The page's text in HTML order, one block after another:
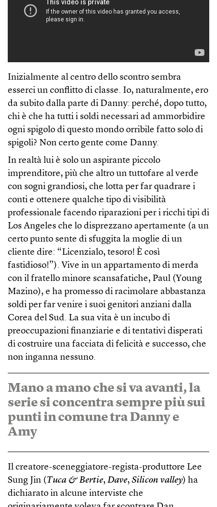
Inizialmente al centro dello scontro sembra
esserci un conflitto di classe. Io, naturalmente, ero
da subito dalla parte di Danny: perché, dopo tutto,
chi è che ha tutti i soldi necessari ad ammorbidire
ogni spigolo di questo mondo orribile fatto solo di
spigoli? Non certo gente come Danny.
In realtà lui è solo un aspirante piccolo
imprenditore, più che altro un tuttofare al verde
con sogni grandiosi, che lotta per far quadrare i
conti e ottenere qualche tipo di visibilità
professionale facendo riparazioni per i ricchi tipi di
Los Angeles che lo disprezzano apertamente (a un
certo punto sente di sfuggita la moglie di un
cliente dire: “Licenzialo, tesoro! È così
fastidioso!”). Vive in un appartamento di merda
con il fratello minore scansafatiche, Paul (Young
Mazino), e ha promesso di racimolare abbastanza
soldi per far venire i suoi genitori anziani dalla
Corea del Sud. La sua vita è un incubo di
preoccupazioni finanziarie e di tentativi disperati
di costruire una facciata di felicità e successo, che
non inganna nessuno.
Mano a mano che si va avanti, la
serie si concentra sempre più sui
punti in comune tra Danny e
Amy
Il creatore-sceneggiatore-regista-produttore Lee
Sung Jin (Tuca & Bertie, Dave, Silicon valley) ha
dichiarato in alcune interviste che